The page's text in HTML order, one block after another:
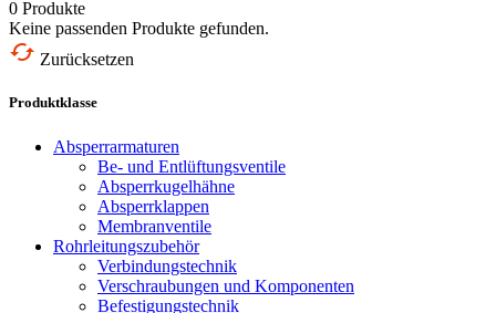
0 Produkte
Keine passenden Produkte gefunden.
Zurücksetzen
Produktklasse
Absperrarmaturen
Be- und Entlüftungsventile
Absperrkugelhähne
Absperrklappen
Membranventile
Rohrleitungszubehör
Verbindungstechnik
Verschraubungen und Komponenten
Befestigungstechnik